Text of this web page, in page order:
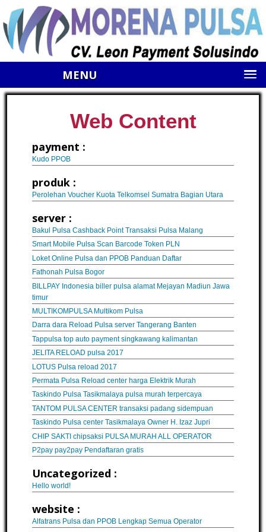
MENU
Web Content
payment :
Kudo PPOB
produk :
Perolehan Voucher Kuota Telkomsel Sumatra Bagian Utara
server :
Bakul Pulsa Cashback Point Transaksi Pulsa Malang
Smart Mobile Pulsa Scan Barcode Token PLN
Loket Online Pulsa dan PPOB Panduan Daftar
Fathonah Pulsa Bogor
BILLPAY Indonesia biller pulsa alamat Mejayan Madiun Jawa
timur
MULTIKOMPULSA Multikom Pulsa
Darra dara Reload Pulsa server Tangerang Banten
Tappulsa top auto payment singkawang kalimantan
JELITA RELOAD pulsa 2017
LOTUS Pulsa reload 2017
Permata Pulsa Reload center harga Elektrik Murah
Taskindo Pulsa Tasikmalaya pulsa murah terpercaya
TANTOM PULSA CENTER transaksi padang sidempuan
Taskindo Pulsa center Tasikmalaya Owner H. Izaz Jupri
CHIP SAKTI chipsaksi PULSA MURAH ALL OPERATOR
P2pay pay2pay Pendaftaran gratis
Uncategorized :
Hello world!
website :
Alfatrans Pulsa dan PPOB Lengkap Semua Operator